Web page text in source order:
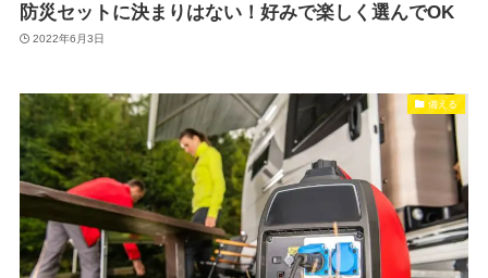
防災セットに決まりはない！好みで楽しく選んでOK
2022年6月3日
備える